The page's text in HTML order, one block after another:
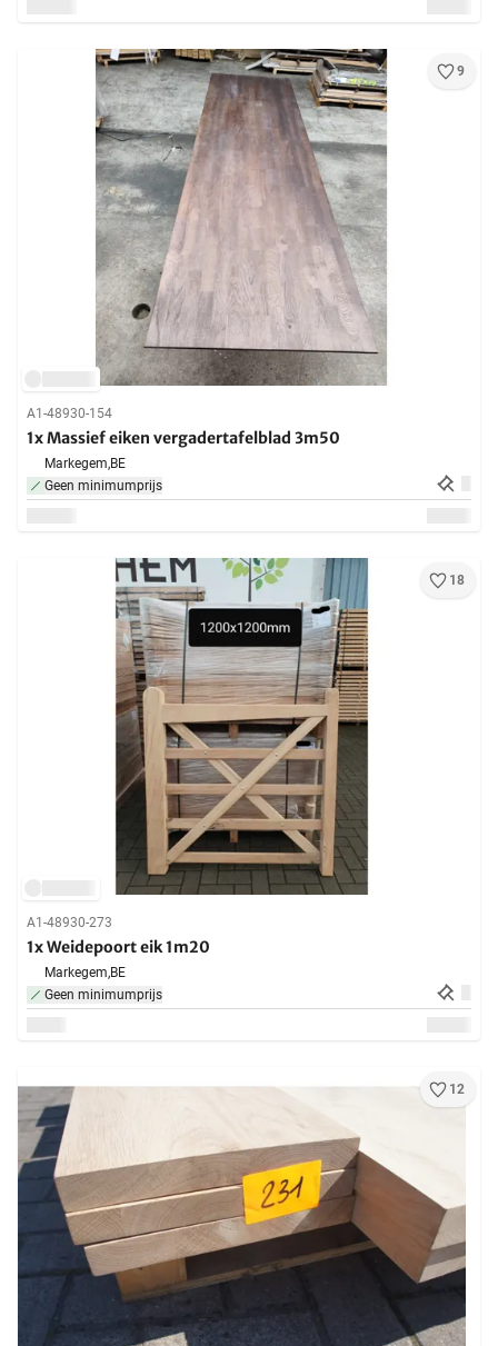
9
A1-48930-154
1x Massief eiken vergadertafelblad 3m50
Markegem,BE
Geen minimumprijs
18
A1-48930-273
1x Weidepoort eik 1m20
Markegem,BE
Geen minimumprijs
12